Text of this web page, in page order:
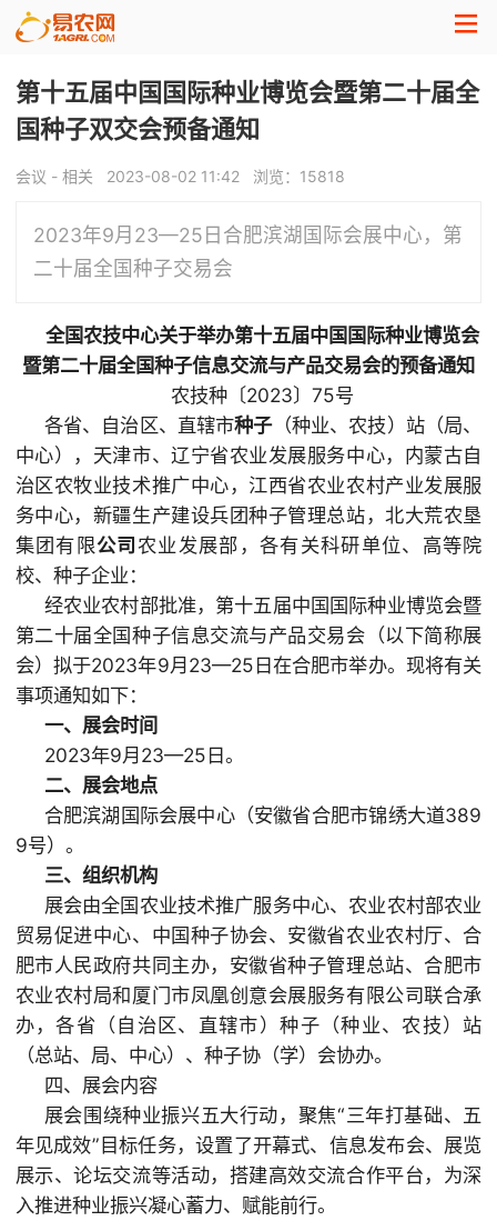
第十五届中国国际种业博览会暨第二十届全
国种子双交会预备通知
会议 - 相关 2023-08-02 11:42 浏览： 15818
2023年9月23—25日合肥滨湖国际会展中心，第
二十届全国种子交易会
全国农技中心关于举办第十五届中国国际种业博览会
暨第二十届全国种子信息交流与产品交易会的预备通知
农技种〔2023〕75号
各省、自治区、直辖市种子（种业、农技）站（局、
中心），天津市、辽宁省农业发展服务中心，内蒙古自
治区农牧业技术推广中心，江西省农业农村产业发展服
务中心，新疆生产建设兵团种子管理总站，北大荒农垦
集团有限公司农业发展部，各有关科研单位、高等院
校、种子企业：
经农业农村部批准，第十五届中国国际种业博览会暨
第二十届全国种子信息交流与产品交易会（以下简称展
会）拟于2023年9月23—25日在合肥市举办。现将有关
事项通知如下：
一、展会时间
2023年9月23—25日。
二、展会地点
合肥滨湖国际会展中心（安徽省合肥市锦绣大道389
9号）。
三、组织机构
展会由全国农业技术推广服务中心、农业农村部农业
贸易促进中心、中国种子协会、安徽省农业农村厅、合
肥市人民政府共同主办，安徽省种子管理总站、合肥市
农业农村局和厦门市凤凰创意会展服务有限公司联合承
办，各省（自治区、直辖市）种子（种业、农技）站
（总站、局、中心）、种子协（学）会协办。
四、展会内容
展会围绕种业振兴五大行动，聚焦“三年打基础、五
年见成效”目标任务，设置了开幕式、信息发布会、展览
展示、论坛交流等活动，搭建高效交流合作平台，为深
入推进种业振兴凝心蓄力、赋能前行。